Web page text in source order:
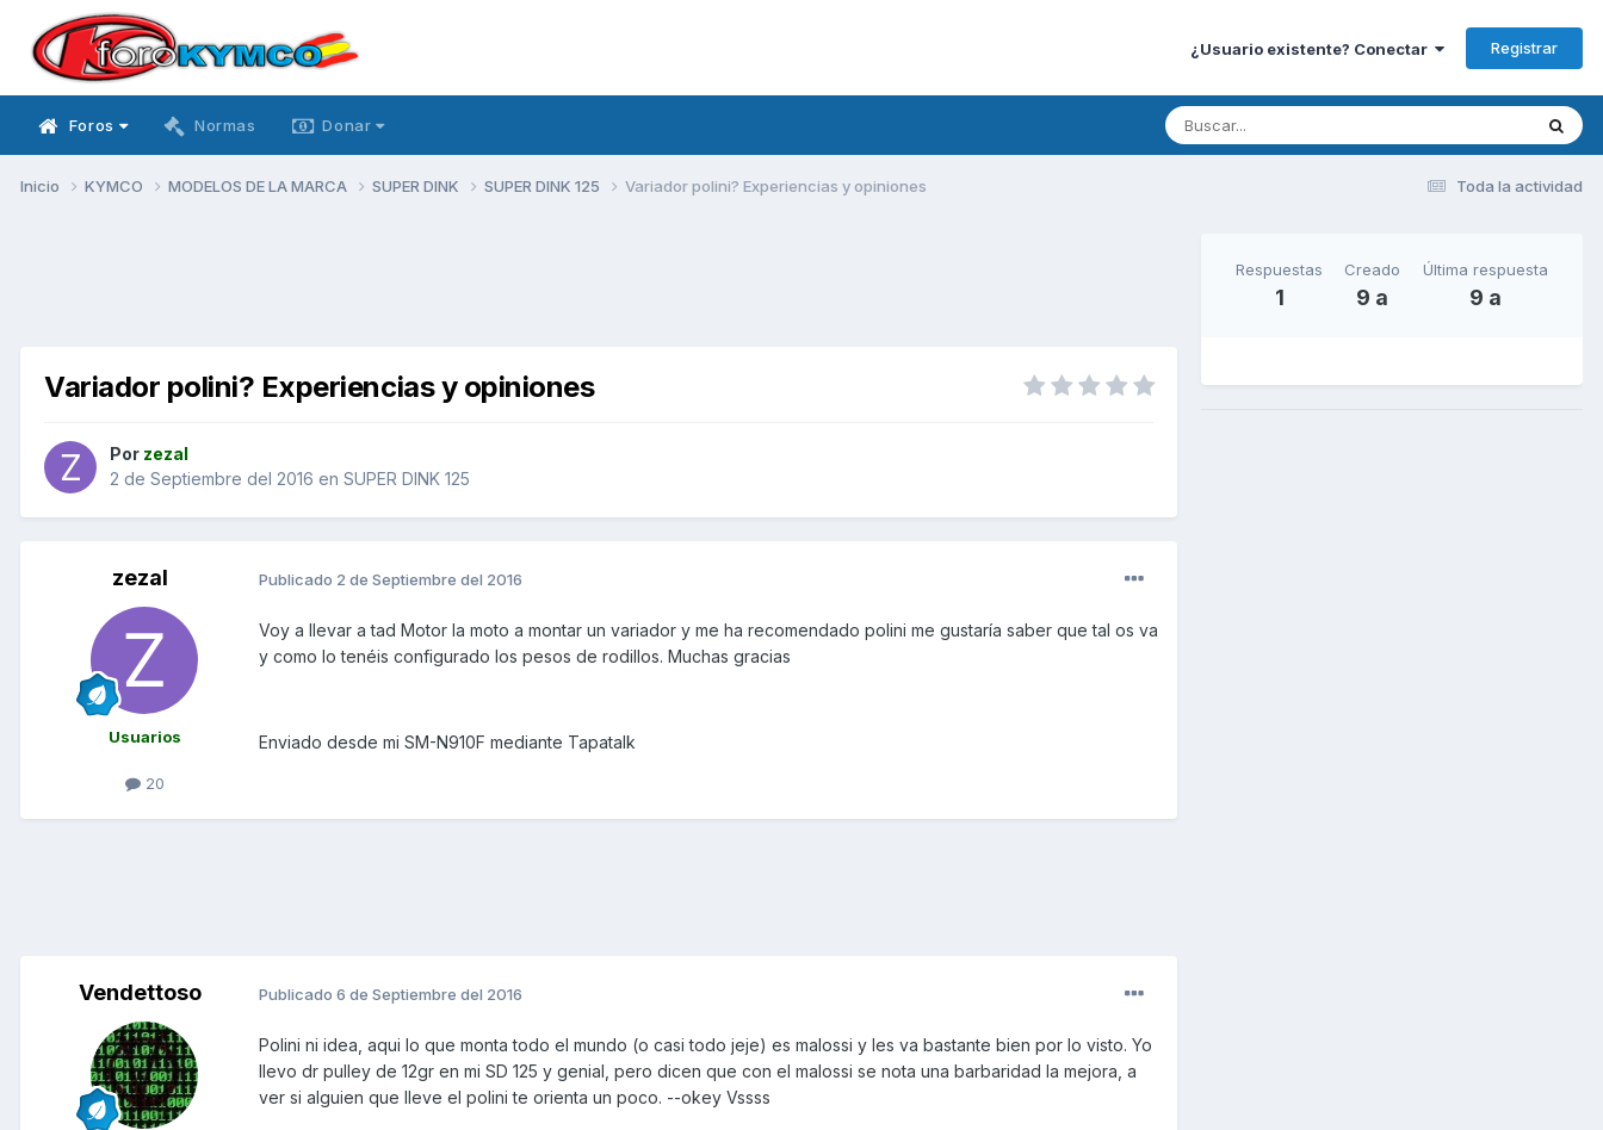
¿Usuario existente? Conectar Registrar
Foros Normas Donar
Toda la actividad
Inicio KYMCO MODELOS DE LA MARCA SUPER DINK SUPER DINK 125 Variador polini? Experiencias y opiniones
Variador polini? Experiencias y opiniones
Por zezal
2 de Septiembre del 2016 en SUPER DINK 125
zezal
Usuarios
20
Publicado 2 de Septiembre del 2016
Voy a llevar a tad Motor la moto a montar un variador y me ha recomendado polini me gustaría saber que tal os va
y como lo tenéis configurado los pesos de rodillos. Muchas gracias
Enviado desde mi SM-N910F mediante Tapatalk
Vendettoso Publicado 6 de Septiembre del 2016
Polini ni idea, aqui lo que monta todo el mundo (o casi todo jeje) es malossi y les va bastante bien por lo visto. Yo
llevo dr pulley de 12gr en mi SD 125 y genial, pero dicen que con el malossi se nota una barbaridad la mejora, a
ver si alguien que lleve el polini te orienta un poco. --okey Vssss
Respuestas
1
Creado
9 a
Última respuesta
9 a